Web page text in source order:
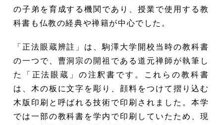
の子弟を育成する機関であり、授業で使用する教
科書も仏教の経典や禅籍が中心でした。
「正法眼蔵辨註」は、駒澤大学開校当時の教科書
の一つで、曹洞宗の開祖である道元禅師が執筆し
た「正法眼蔵」の注釈書です。これらの教科書
は、木の板に文字を彫り、顔料をつけて摺り込む
木版印刷と呼ばれる技術で印刷されました。本学
では一部の教科書を学内で印刷していたため、現